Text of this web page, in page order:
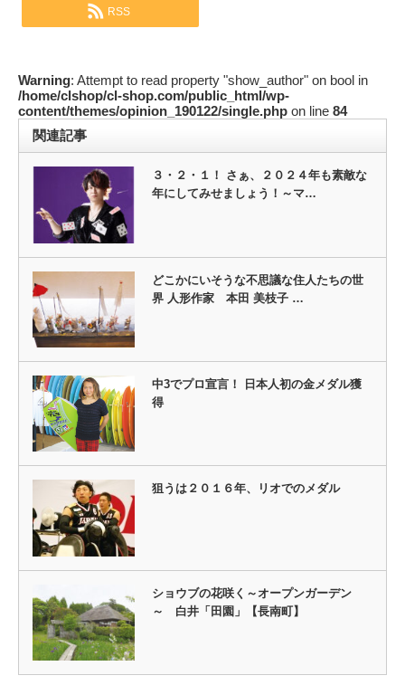
RSS
Warning: Attempt to read property "show_author" on bool in
/home/clshop/cl-shop.com/public_html/wp-
content/themes/opinion_190122/single.php on line 84
関連記事
３・２・１！ さぁ、２０２４年も素敵な
年にしてみせましょう！～マ…
どこかにいそうな不思議な住人たちの世
界 人形作家 本田 美枝子 …
中3でプロ宣言！ 日本人初の金メダル獲
得
狙うは２０１６年、リオでのメダル
ショウブの花咲く～オープンガーデン
～ 白井「田園」【長南町】